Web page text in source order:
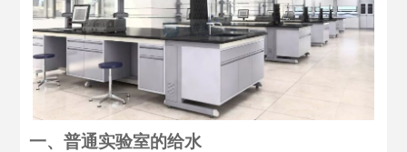
一、普通实验室的给水